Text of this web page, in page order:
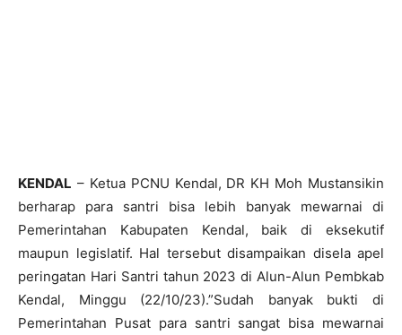
KENDAL – Ketua PCNU Kendal, DR KH Moh Mustansikin
berharap para santri bisa lebih banyak mewarnai di
Pemerintahan Kabupaten Kendal, baik di eksekutif
maupun legislatif. Hal tersebut disampaikan disela apel
peringatan Hari Santri tahun 2023 di Alun-Alun Pembkab
Kendal, Minggu (22/10/23).”Sudah banyak bukti di
Pemerintahan Pusat para santri sangat bisa mewarnai